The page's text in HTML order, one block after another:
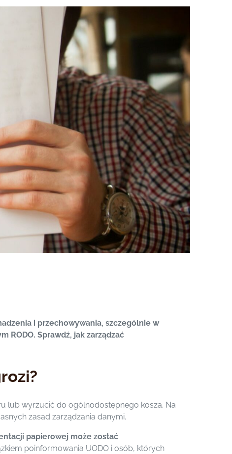
i przechowywania, szczególnie w
RODO. Sprawdź, jak zarządzać
lub wyrzucić do ogólnodostępnego kosza. Na
zasad zarządzania danymi.
papierowej może zostać
poinformowania UODO i osób, których